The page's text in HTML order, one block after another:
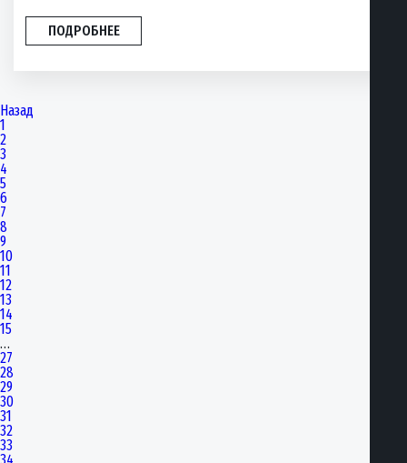
ПОДРОБНЕЕ
Назад
1
2
3
4
5
6
7
8
9
10
11
12
13
14
15
…
27
28
29
30
31
32
33